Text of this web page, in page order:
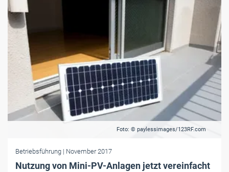
Foto: © paylessimages/123RF.com
Betriebsführung | November 2017
Nutzung von Mini-PV-Anlagen jetzt vereinfacht